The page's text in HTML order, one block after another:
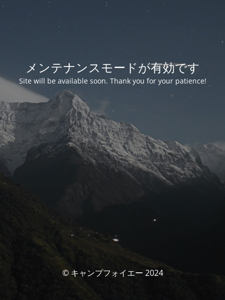
メンテナンスモードが有効です
Site will be available soon. Thank you for your patience!
© キャンプフォイエー 2024